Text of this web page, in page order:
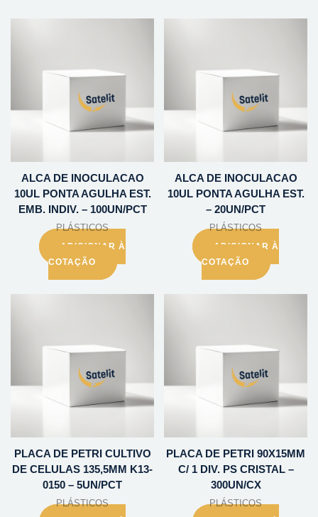
ALCA DE INOCULACAO
10UL PONTA AGULHA EST.
EMB. INDIV. – 100UN/PCT
PLÁSTICOS
ADICIONAR À
COTAÇÃO
ALCA DE INOCULACAO
10UL PONTA AGULHA EST.
– 20UN/PCT
PLÁSTICOS
ADICIONAR À
COTAÇÃO
PLACA DE PETRI CULTIVO
DE CELULAS 135,5MM K13-
0150 – 5UN/PCT
PLÁSTICOS
PLACA DE PETRI 90X15MM
C/ 1 DIV. PS CRISTAL –
300UN/CX
PLÁSTICOS